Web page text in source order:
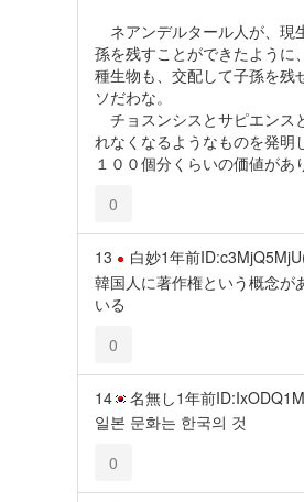
ネアンデルタール人が、現
孫を残すことができたように
種生物も、交配して子孫を残
ソだわな。
チョスンシスとサピエンス
れなくなるようなものを発明
１００個分くらいの価値があ
0
13 白妙1年前
韓国人に著作権という概念が
いる
0
14 名無し1年前
일본 문화는 한국의 것
0